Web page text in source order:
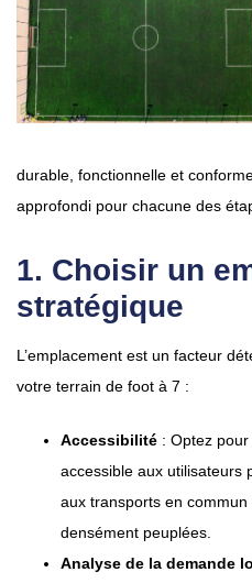
durable, fonctionnelle et
approfondi pour chacune des
1. Choisir un
stratégique
L’emplacement est un facteur
votre terrain de foot à 7 :
Accessibilité : Optez
accessible aux utilisateurs
aux transports en
densément peuplées.
Analyse de la demande